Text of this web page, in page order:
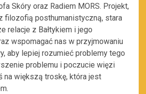
Skóry oraz Radiem MORS. Projekt,
filozofią posthumanistyczną, stara
relacje z Bałtykiem i jego
wspomagać nas w przyjmowaniu
aby lepiej rozumieć problemy tego
problemu i poczucie więzi
na większą troskę, która jest